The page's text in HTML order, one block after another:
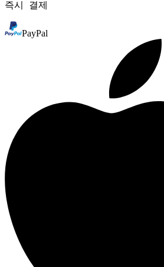
90분 이내 케이스 완전 충전
즉시 결제
PayPal